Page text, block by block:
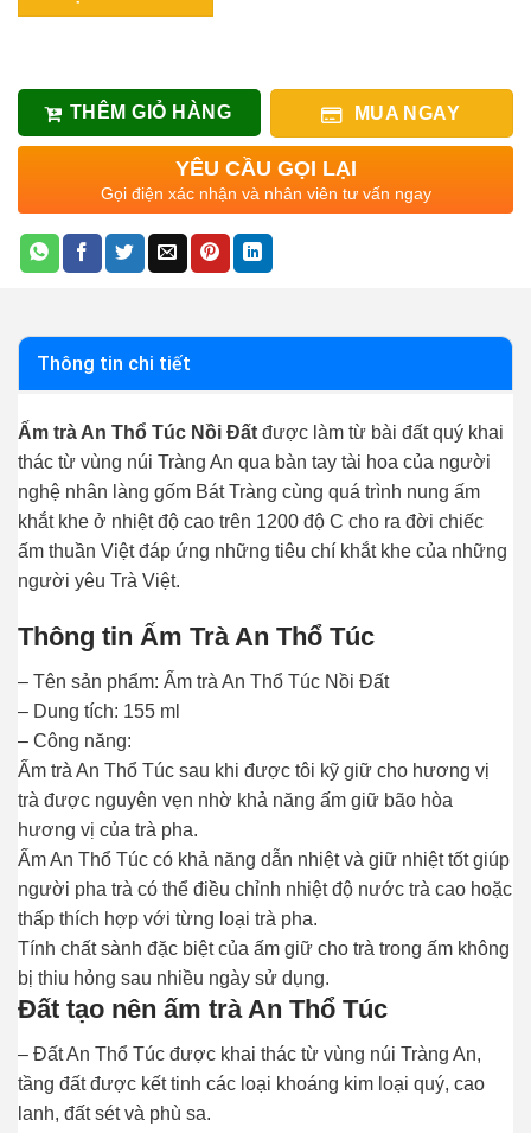
THÊM GIỎ HÀNG MUA NGAY
YÊU CẦU GỌI LẠI
Gọi điện xác nhận và nhân viên tư vấn ngay
Thông tin chi tiết
Ấm trà An Thổ Túc Nồi Đất được làm từ bài đất quý khai
thác từ vùng núi Tràng An qua bàn tay tài hoa của người
nghệ nhân làng gốm Bát Tràng cùng quá trình nung ấm
khắt khe ở nhiệt độ cao trên 1200 độ C cho ra đời chiếc
ấm thuần Việt đáp ứng những tiêu chí khắt khe của những
người yêu Trà Việt.
Thông tin Ấm Trà An Thổ Túc
– Tên sản phẩm: Ấm trà An Thổ Túc Nồi Đất
– Dung tích: 155 ml
– Công năng:
Ấm trà An Thổ Túc sau khi được tôi kỹ giữ cho hương vị
trà được nguyên vẹn nhờ khả năng ấm giữ bão hòa
hương vị của trà pha.
Ấm An Thổ Túc có khả năng dẫn nhiệt và giữ nhiệt tốt giúp
người pha trà có thể điều chỉnh nhiệt độ nước trà cao hoặc
thấp thích hợp với từng loại trà pha.
Tính chất sành đặc biệt của ấm giữ cho trà trong ấm không
bị thiu hỏng sau nhiều ngày sử dụng.
Đất tạo nên ấm trà An Thổ Túc
– Đất An Thổ Túc được khai thác từ vùng núi Tràng An,
tầng đất được kết tinh các loại khoáng kim loại quý, cao
lanh, đất sét và phù sa.